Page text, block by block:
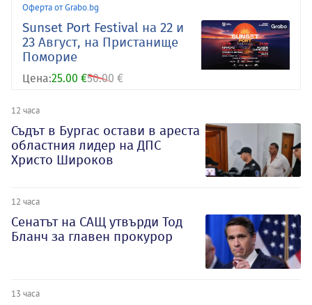
Оферта от Grabo.bg
Sunset Port Festival на 22 и
23 Август, на Пристанище
Поморие
Цена:25.00 €50.00 €
12 часа
Съдът в Бургас остави в ареста
областния лидер на ДПС
Христо Широков
12 часа
Сенатът на САЩ утвърди Тод
Бланч за главен прокурор
13 часа